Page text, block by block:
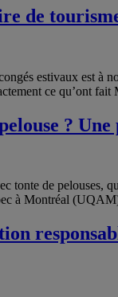
de
estivaux est à
ce qu’ont
?
de pelouses,
à Montréal